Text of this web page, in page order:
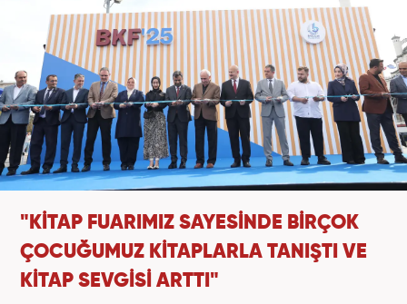
"KİTAP FUARIMIZ SAYESİNDE BİRÇOK
ÇOCUĞUMUZ KİTAPLARLA TANIŞTI VE
KİTAP SEVGİSİ ARTTI"